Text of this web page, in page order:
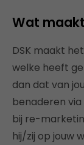
Wat
DSK maakt
welke heeft
dan dat van
benaderen
bij re-
hij/zij op jouw